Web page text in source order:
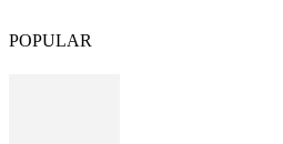
POPULAR